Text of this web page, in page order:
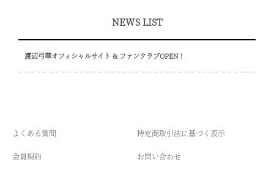
NEWS LIST
渡辺弓華オフィシャルサイト & ファンクラブOPEN !
よくある質問 特定商取引法に基づく表示
会員規約 お問い合わせ